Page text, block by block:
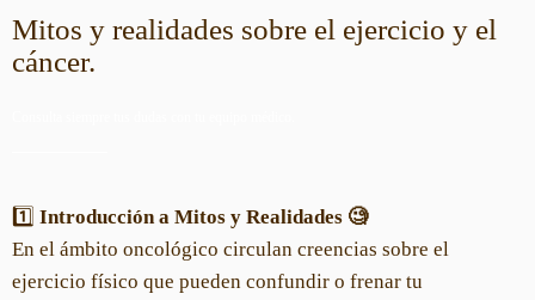
Mitos y realidades sobre el ejercicio y el
cáncer.
1️⃣ Introducción a Mitos y Realidades 🧐
En el ámbito oncológico circulan creencias sobre el
ejercicio físico que pueden confundir o frenar tu